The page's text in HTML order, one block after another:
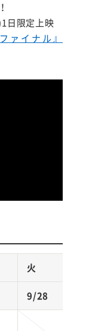
日限定上映
ァイナル』
火
9/28